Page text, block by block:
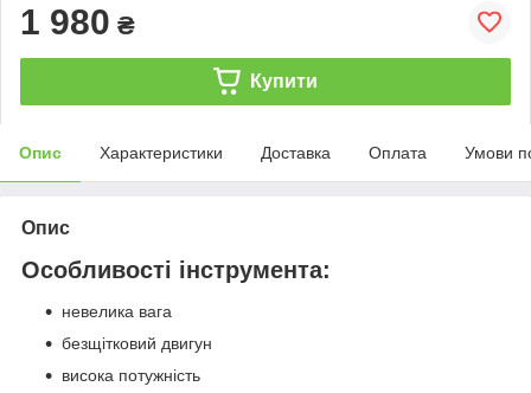
1 980 ₴
Купити
Опис Характеристики Доставка Оплата Умови
Опис
Особливості інструмента:
невелика вага
безщітковий двигун
висока потужність